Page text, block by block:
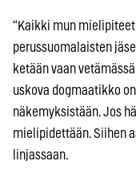
“Kaikki mun
perussuomalaisten
ketään vaan
uskova dogmaatikko
näkemyksistään. Jos
mielipidettään. Siihen
linjassaan.